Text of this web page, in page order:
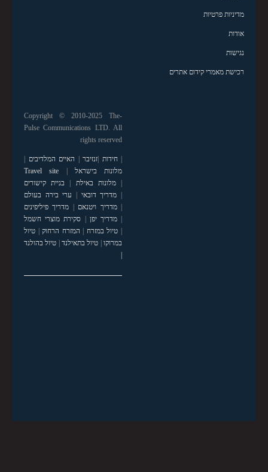
מדיניות פרטיות
אודות
נגישות
רכישת מאמרי קידום אתרים
Copyright © 2010-2025 The-
Pulse Communications LTD. All
rights reserved
|חידות זנזיבר האיים המלדיבים
מלונות בישראל
Travel site
|מלונות באילת
בניית קישורים
מדריך דובאי
ערי בירה בעולם
|מדריך ויטנאם
מדריך פיליפינים
|מדריך יפן
סקירת מוצרי חשמל
טיול במזרח המזרח הרחוק| טיול
במרוקו| טיול בתאילנד| טיול בהולנד